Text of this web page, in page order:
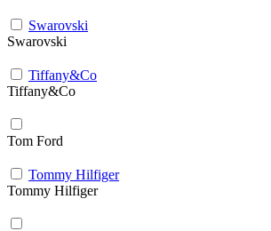
Swarovski
Swarovski
Tiffany&Co
Tiffany&Co
Tom Ford
Tommy Hilfiger
Tommy Hilfiger